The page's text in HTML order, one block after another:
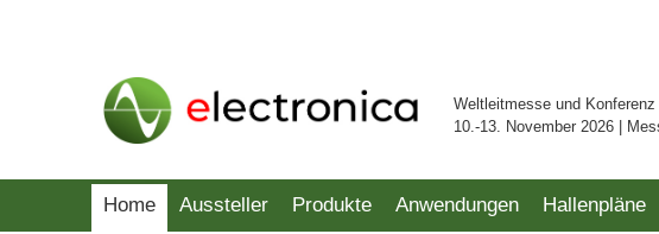
Weltleitmesse und
10.-13. November 2026 |
Home Aussteller Produkte Anwendungen Hallenpläne